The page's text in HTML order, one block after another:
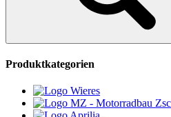
Produktkategorien